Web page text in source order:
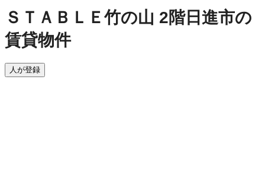
ＳＴＡＢＬＥ竹の山 2階日進市の
賃貸物件
人が登録